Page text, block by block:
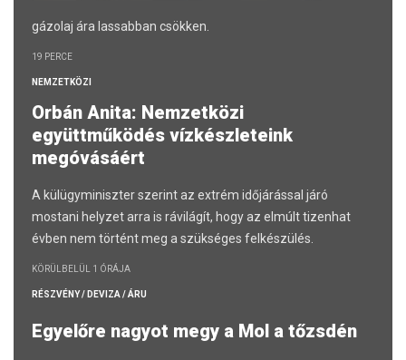
gázolaj ára lassabban csökken.
19 PERCE
NEMZETKÖZI
Orbán Anita: Nemzetközi
együttműködés vízkészleteink
megóvásáért
A külügyminiszter szerint az extrém időjárással járó
mostani helyzet arra is rávilágít, hogy az elmúlt tizenhat
évben nem történt meg a szükséges felkészülés.
KÖRÜLBELÜL 1 ÓRÁJA
RÉSZVÉNY / DEVIZA / ÁRU
Egyelőre nagyot megy a Mol a tőzsdén